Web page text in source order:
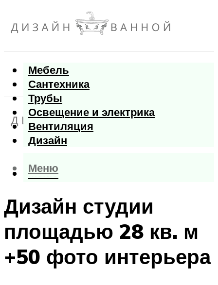
Мебель
Сантехника
Трубы
Освещение и электрика
Вентиляция
Дизайн
Меню
Меню
Дизайн студии
площадью 28 кв. м
+50 фото интерьера